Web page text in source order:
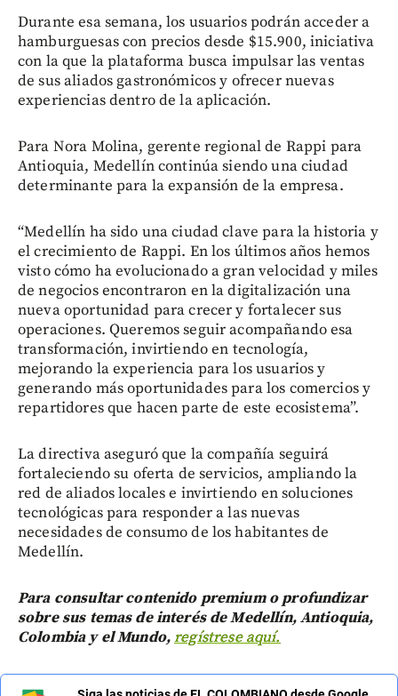
Durante esa semana, los usuarios podrán acceder a
hamburguesas con precios desde $15.900, iniciativa
con la que la plataforma busca impulsar las ventas
de sus aliados gastronómicos y ofrecer nuevas
experiencias dentro de la aplicación.
Para Nora Molina, gerente regional de Rappi para
Antioquia, Medellín continúa siendo una ciudad
determinante para la expansión de la empresa.
“Medellín ha sido una ciudad clave para la historia y
el crecimiento de Rappi. En los últimos años hemos
visto cómo ha evolucionado a gran velocidad y miles
de negocios encontraron en la digitalización una
nueva oportunidad para crecer y fortalecer sus
operaciones. Queremos seguir acompañando esa
transformación, invirtiendo en tecnología,
mejorando la experiencia para los usuarios y
generando más oportunidades para los comercios y
repartidores que hacen parte de este ecosistema”.
La directiva aseguró que la compañía seguirá
fortaleciendo su oferta de servicios, ampliando la
red de aliados locales e invirtiendo en soluciones
tecnológicas para responder a las nuevas
necesidades de consumo de los habitantes de
Medellín.
Para consultar contenido premium o profundizar
sobre sus temas de interés de Medellín, Antioquia,
Colombia y el Mundo,regístrese aquí.